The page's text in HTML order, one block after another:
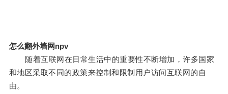
怎么翻外墙网npv
随着互联网在日常生活中的重要性不断增加，许多国家
和地区采取不同的政策来控制和限制用户访问互联网的自
由。